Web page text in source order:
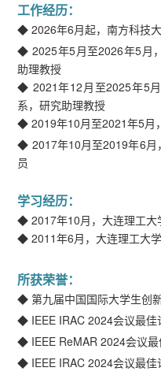
工作经历：
◆ 2026年6月起，南方科技
◆ 2025年5月至2026年5月
助理教授
◆ 2021年12月至2025年5
系，研究助理教授
◆ 2019年10月至2021年5月
◆ 2017年10月至2019年6月
员
学习经历：
◆ 2017年10月，大连理工大
◆ 2011年6月，大连理工大
所获荣誉：
◆ 第九届中国国际大学生创
◆ IEEE IRAC 2024会议最佳
◆ IEEE ReMAR 2024会议
◆ IEEE IRAC 2024会议最佳